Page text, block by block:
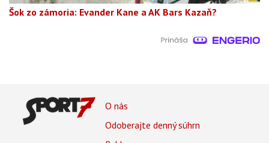
Šok zo zámoria: Evander Kane a AK Bars Kazaň?
Footer
Footer
O nás
Odoberajte denný súhrn